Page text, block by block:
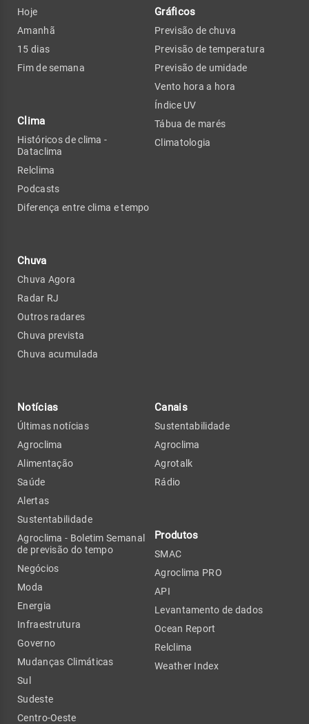
Hoje
Amanhã
15 dias
Fim de semana
Clima
Históricos de clima -
Dataclima
Relclima
Podcasts
Diferença entre clima e tempo
Chuva
Chuva Agora
Radar RJ
Outros radares
Chuva prevista
Chuva acumulada
Gráficos
Previsão de chuva
Previsão de temperatura
Previsão de umidade
Vento hora a hora
Índice UV
Tábua de marés
Climatologia
Notícias
Últimas notícias
Agroclima
Alimentação
Saúde
Alertas
Sustentabilidade
Agroclima - Boletim Semanal
de previsão do tempo
Negócios
Moda
Energia
Infraestrutura
Governo
Mudanças Climáticas
Sul
Sudeste
Centro-Oeste
Canais
Sustentabilidade
Agroclima
Agrotalk
Rádio
Produtos
SMAC
Agroclima PRO
API
Levantamento de dados
Ocean Report
Relclima
Weather Index